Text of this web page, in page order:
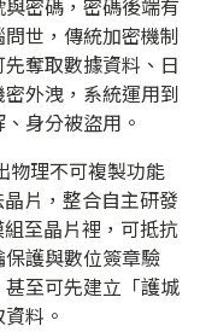
密碼，密碼後端有
世，傳統加密機制
奪取數據資料、日
外洩，系統運用到
身分被盜用。
物理不可複製功能
晶片，整合自主研發
至晶片裡，可抵抗
護與數位簽章驗
至可先建立「護城
料。